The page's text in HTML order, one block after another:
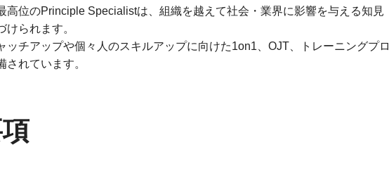
高位のPrinciple Specialistは、組織を越えて社会・業界に影響を与える知見
けられます。
ッチアップや個々人のスキルアップに向けた1on1、OJT、トレーニングプロ
されています。